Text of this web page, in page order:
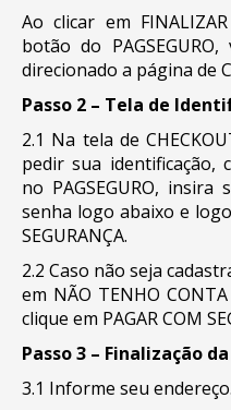
Ao clicar em
botão do
direcionado a página de
Passo 2 – Tela de
2.1 Na tela de
pedir sua identificação,
no PAGSEGURO,
senha logo abaixo e
SEGURANÇA.
2.2 Caso não seja
em NÃO TENHO
clique em PAGAR COM
Passo 3 – Finalização
3.1 Informe seu endereço.